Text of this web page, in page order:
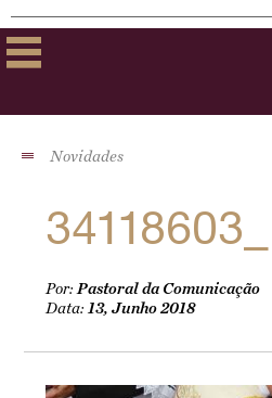
Novidades
Por:Pastoral da Comunicação
Data:13, Junho 2018